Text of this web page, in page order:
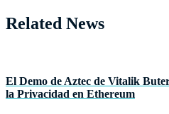
Related News
El Demo de Aztec de Vitalik
la Privacidad en Ethereum